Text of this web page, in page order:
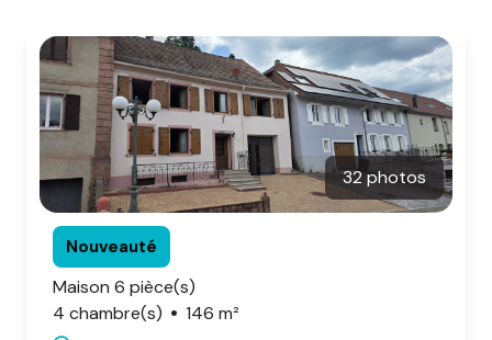
d'honoraires
nous
contacter
32 photos
Nouveauté
Maison 6 pièce(s)
4 chambre(s)
146 m²